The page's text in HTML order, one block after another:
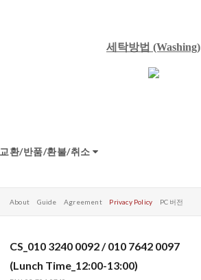
세탁방법 (Washing)
교환/반품/환불/취소
About Guide Agreement Privacy Policy PC 버전
CS_010 3240 0092 / 010 7642 0097
(Lunch Time_12:00-13:00)